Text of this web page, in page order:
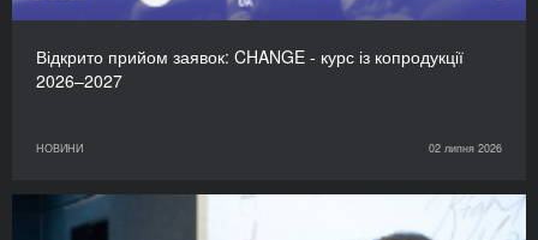
Відкрито прийом заявок: CHANGE - курс із копродукції
2026–2027
НОВИНИ 02 липня 2026